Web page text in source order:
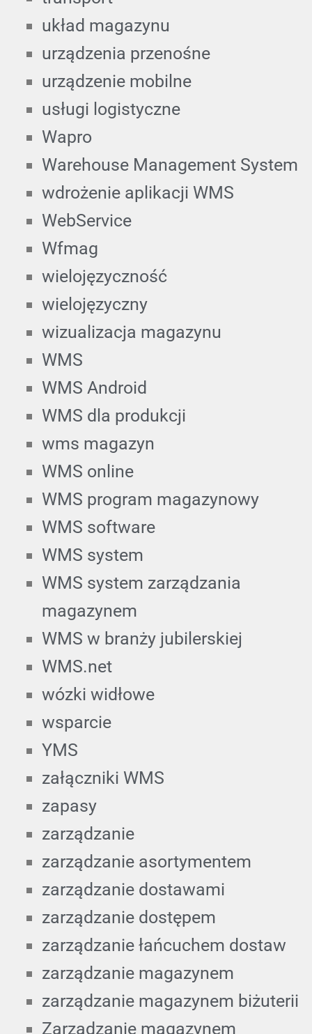
układ magazynu
urządzenia przenośne
urządzenie mobilne
usługi logistyczne
Wapro
Warehouse Management System
wdrożenie aplikacji WMS
WebService
Wfmag
wielojęzyczność
wielojęzyczny
wizualizacja magazynu
WMS
WMS Android
WMS dla produkcji
wms magazyn
WMS online
WMS program magazynowy
WMS software
WMS system
WMS system zarządzania
magazynem
WMS w branży jubilerskiej
WMS.net
wózki widłowe
wsparcie
YMS
załączniki WMS
zapasy
zarządzanie
zarządzanie asortymentem
zarządzanie dostawami
zarządzanie dostępem
zarządzanie łańcuchem dostaw
zarządzanie magazynem
zarządzanie magazynem biżuterii
Zarządzanie magazynem